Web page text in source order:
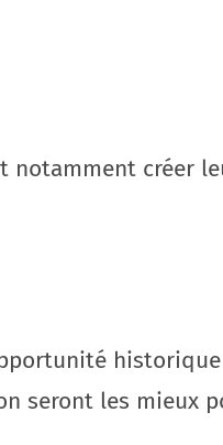
notamment créer
seront les mieux